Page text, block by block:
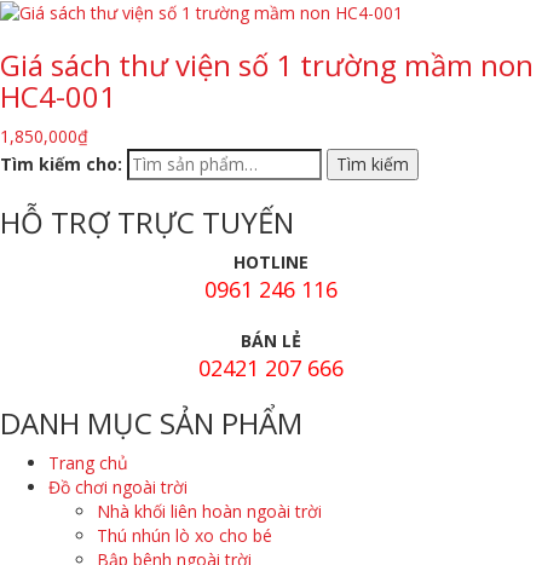
Giá sách thư viện số 1 trường mầm non
HC4-001
1,850,000₫
Tìm kiếm cho:
HỖ TRỢ TRỰC TUYẾN
HOTLINE
0961 246 116
BÁN LẺ
02421 207 666
DANH MỤC SẢN PHẨM
Trang chủ
Đồ chơi ngoài trời
Nhà khối liên hoàn ngoài trời
Thú nhún lò xo cho bé
Bập bênh ngoài trời